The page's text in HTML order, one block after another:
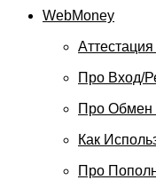
WebMoney
Про Вход/
Про Обмен
Как
Про